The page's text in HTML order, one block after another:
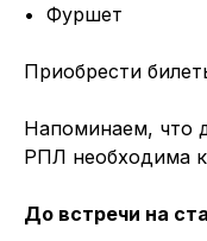
• Фуршет
Приобрести
Напоминаем, что
РПЛ необходима
До встречи на